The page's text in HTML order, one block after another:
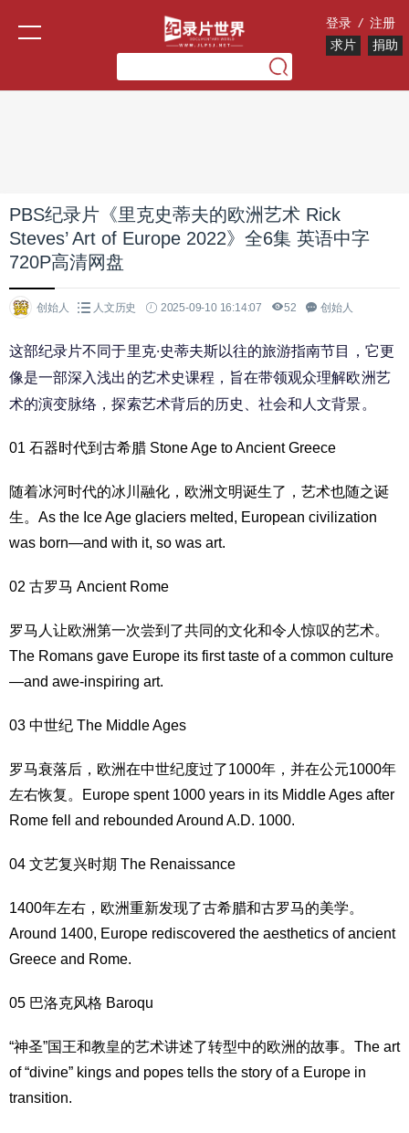
登录 / 注册
求片
捐助
PBS纪录片《里克史蒂夫的欧洲艺术 Rick
Steves’ Art of Europe 2022》全6集 英语中字
720P高清网盘
创始人 人文历史 2025-09-10 16:14:07 52 创始人
这部纪录片不同于里克·史蒂夫斯以往的旅游指南节目，它更
像是一部深入浅出的艺术史课程，旨在带领观众理解欧洲艺
术的演变脉络，探索艺术背后的历史、社会和人文背景。
01 石器时代到古希腊 Stone Age to Ancient Greece
随着冰河时代的冰川融化，欧洲文明诞生了，艺术也随之诞
生。As the Ice Age glaciers melted, European civilization
was born—and with it, so was art.
02 古罗马 Ancient Rome
罗马 人让欧洲第一次尝到了共同的文化和令人惊叹的艺术。
The Romans gave Europe its first taste of a common culture
—and awe-inspiring art.
03 中世纪 The Middle Ages
罗马衰落后，欧洲在中世纪度过了1000年，并在公元1000年
左右恢复。Europe spent 1000 years in its Middle Ages after
Rome fell and rebounded Around A.D. 1000.
04 文艺复兴时期 The Renaissance
1400年左右，欧洲重新发现了古希腊和古罗马的美学。
Around 1400, Europe rediscovered the aesthetics of ancient
Greece and Rome.
05 巴洛克风格 Baroqu
“神圣”国王和教皇的艺术讲述了转型中的欧洲的故事。The art
of “divine” kings and popes tells the story of a Europe in
transition.